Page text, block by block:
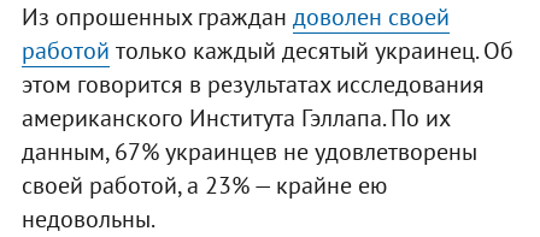
Из опрошенных граждан доволен своей
работой только каждый десятый украинец. Об
этом говорится в результатах исследования
американского Института Гэллапа. По их
данным, 67% украинцев не удовлетворены
своей работой, а 23% — крайне ею
недовольны.